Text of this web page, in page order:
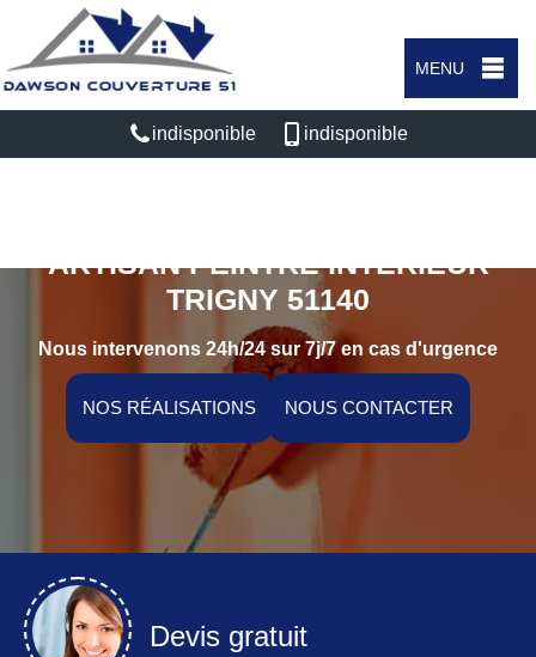
MENU
indisponible indisponible
ARTISAN PEINTRE INTÉRIEUR
TRIGNY 51140
Nous intervenons 24h/24 sur 7j/7 en cas d'urgence
NOS RÉALISATIONS NOUS CONTACTER
Devis gratuit